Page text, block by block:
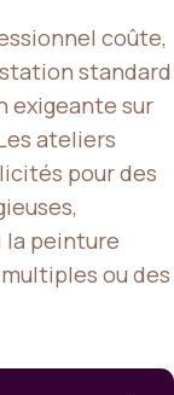
coûte,
standard
exigeante sur
ateliers
pour des
la peinture
ou des